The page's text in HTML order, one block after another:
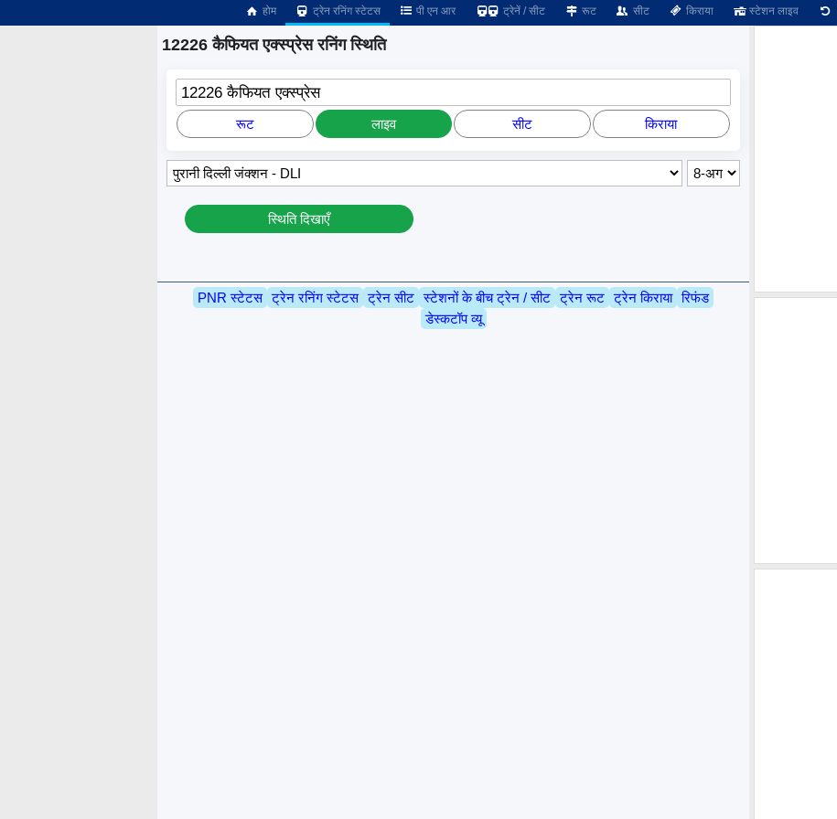
होम ट्रेन रनिंग स्टेटस पी एन आर ट्रेनें / सीट रूट सीट किराया स्टेशन लाइव
12226 कैफियत एक्स्प्रेस रनिंग स्थिति
12226 कैफियत एक्स्प्रेस
रूट लाइव सीट किराया
स्थिति दिखाएँ
PNR स्टेटस ट्रेन रनिंग स्टेटस ट्रेन सीट स्टेशनों के बीच ट्रेन / सीट ट्रेन रूट ट्रेन किराया रिफंड
डेस्कटॉप व्यू